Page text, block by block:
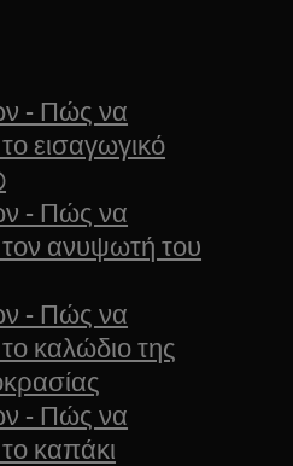
- Πώς να
εισαγωγικό
- Πώς να
τον ανυψωτή του
- Πώς να
καλώδιο της
- Πώς να
καπάκι